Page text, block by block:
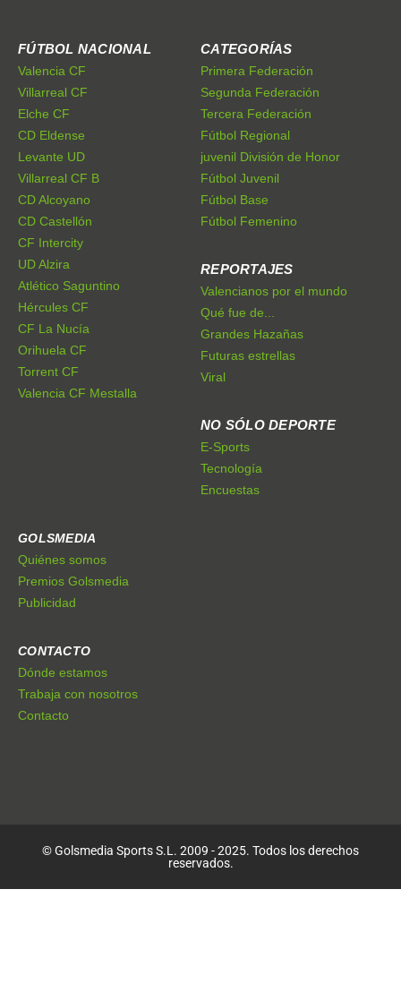
FÚTBOL NACIONAL
Valencia CF
Villarreal CF
Elche CF
CD Eldense
Levante UD
Villarreal CF B
CD Alcoyano
CD Castellón
CF Intercity
UD Alzira
Atlético Saguntino
Hércules CF
CF La Nucía
Orihuela CF
Torrent CF
Valencia CF Mestalla
CATEGORÍAS
Primera Federación
Segunda Federación
Tercera Federación
Fútbol Regional
juvenil División de Honor
Fútbol Juvenil
Fútbol Base
Fútbol Femenino
REPORTAJES
Valencianos por el mundo
Qué fue de...
Grandes Hazañas
Futuras estrellas
Viral
NO SÓLO DEPORTE
E-Sports
Tecnología
Encuestas
GOLSMEDIA
Quiénes somos
Premios Golsmedia
Publicidad
CONTACTO
Dónde estamos
Trabaja con nosotros
Contacto
© Golsmedia Sports S.L. 2009 - 2025. Todos los derechos
reservados.